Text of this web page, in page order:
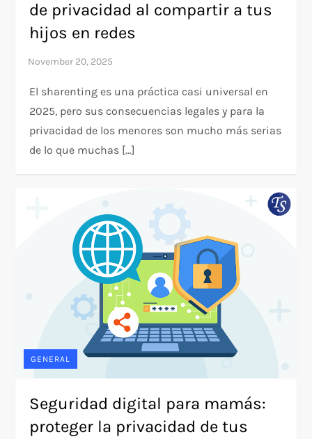
de privacidad al compartir a tus
hijos en redes
El sharenting es una práctica casi universal en
2025, pero sus consecuencias legales y para la
privacidad de los menores son mucho más serias
de lo que muchas […]
GENERAL
Seguridad digital para mamás:
proteger la privacidad de tus